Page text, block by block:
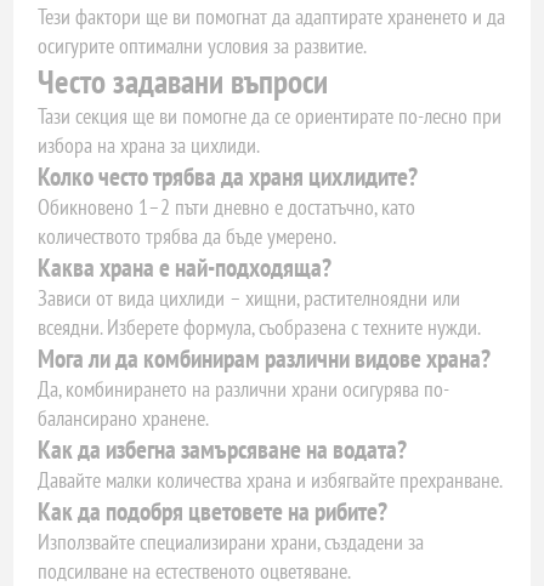
Тези фактори ще ви помогнат да адаптирате храненето и да
осигурите оптимални условия за развитие.
Често задавани въпроси
Тази секция ще ви помогне да се ориентирате по-лесно при
избора на храна за цихлиди.
Колко често трябва да храня цихлидите?
Обикновено 1–2 пъти дневно е достатъчно, като
количеството трябва да бъде умерено.
Каква храна е най-подходяща?
Зависи от вида цихлиди – хищни, растителноядни или
всеядни. Изберете формула, съобразена с техните нужди.
Мога ли да комбинирам различни видове храна?
Да, комбинирането на различни храни осигурява по-
балансирано хранене.
Как да избегна замърсяване на водата?
Давайте малки количества храна и избягвайте прехранване.
Как да подобря цветовете на рибите?
Използвайте специализирани храни, създадени за
подсилване на естественото оцветяване.